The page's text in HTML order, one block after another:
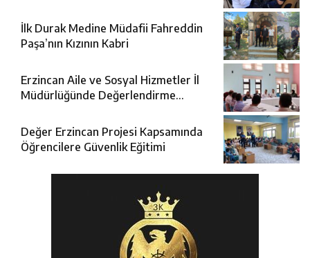
İlk Durak Medine Müdafii Fahreddin
Paşa’nın Kızının Kabri
Erzincan Aile ve Sosyal Hizmetler İl
Müdürlüğünde Değerlendirme
Değer Erzincan Projesi Kapsamında
Öğrencilere Güvenlik Eğitimi